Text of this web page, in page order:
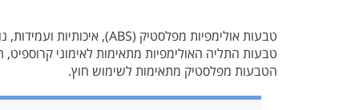
טבעות אולימפיות מפלסטיק (ABS), איכותיות ועמידות, נוחות לאחיזה ויכולת עמידה בעומסים רבים, עם אחיזה מחוספסת לנוחות שימוש מרבית.
טבעות התליה האולימפיות מתאימות לאימוני
הטבעות מפלסטיק מתאימות לשימוש חוץ.